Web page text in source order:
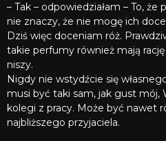
– Tak – odpowiedziałam – To,
nie znaczy, że nie mogę ich
Dziś więc doceniam róż.
takie perfumy również mają
niszy.
Nigdy nie wstydźcie się
musi być taki sam, jak gust mój,
kolegi z pracy. Może być nawet
najbliższego przyjaciela.